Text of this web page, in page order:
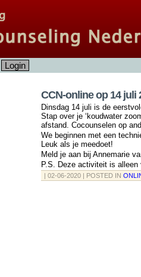
Login
CCN-online op 14 juli
Dinsdag 14 juli is de
Stap over je ‘koudwater
afstand. Cocounselen op
We beginnen met een
Leuk als je meedoet!
Meld je aan bij Annemarie
P.S. Deze activiteit is
| 02-06-2020 | POSTED IN